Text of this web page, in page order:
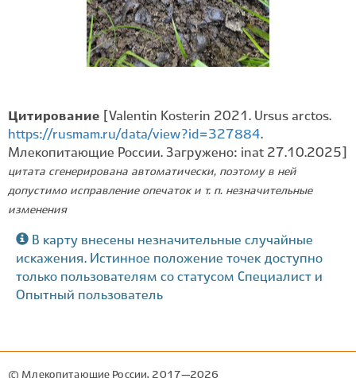
Цитирование
[Valentin Kosterin 2021. Ursus arctos.
https://rusmam.ru/data/view?id=327884.
Млекопитающие России. Загружено: inat 27.10.2025]
цитата сгенерирована автоматически, поэтому в ней
допустимо исправление опечаток и т. п. незначительные
изменения
В карту внесены незначительные случайные
искажения. Истинное положение точек доступно
только пользователям со статусом Специалист и
Опытный пользователь
© Млекопитающие России, 2017—2026